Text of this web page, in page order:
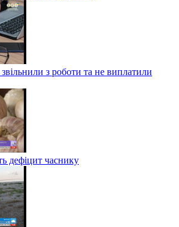
з роботи та не виплатили
дефіцит часнику